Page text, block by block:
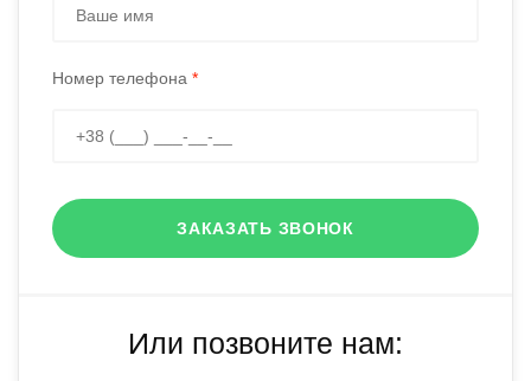
Номер телефона *
ЗАКАЗАТЬ ЗВОНОК
Или позвоните нам: